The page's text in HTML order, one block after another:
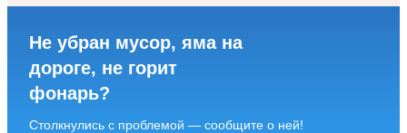
Не убран мусор, яма на
дороге, не горит
фонарь?
Столкнулись с проблемой — сообщите о ней!